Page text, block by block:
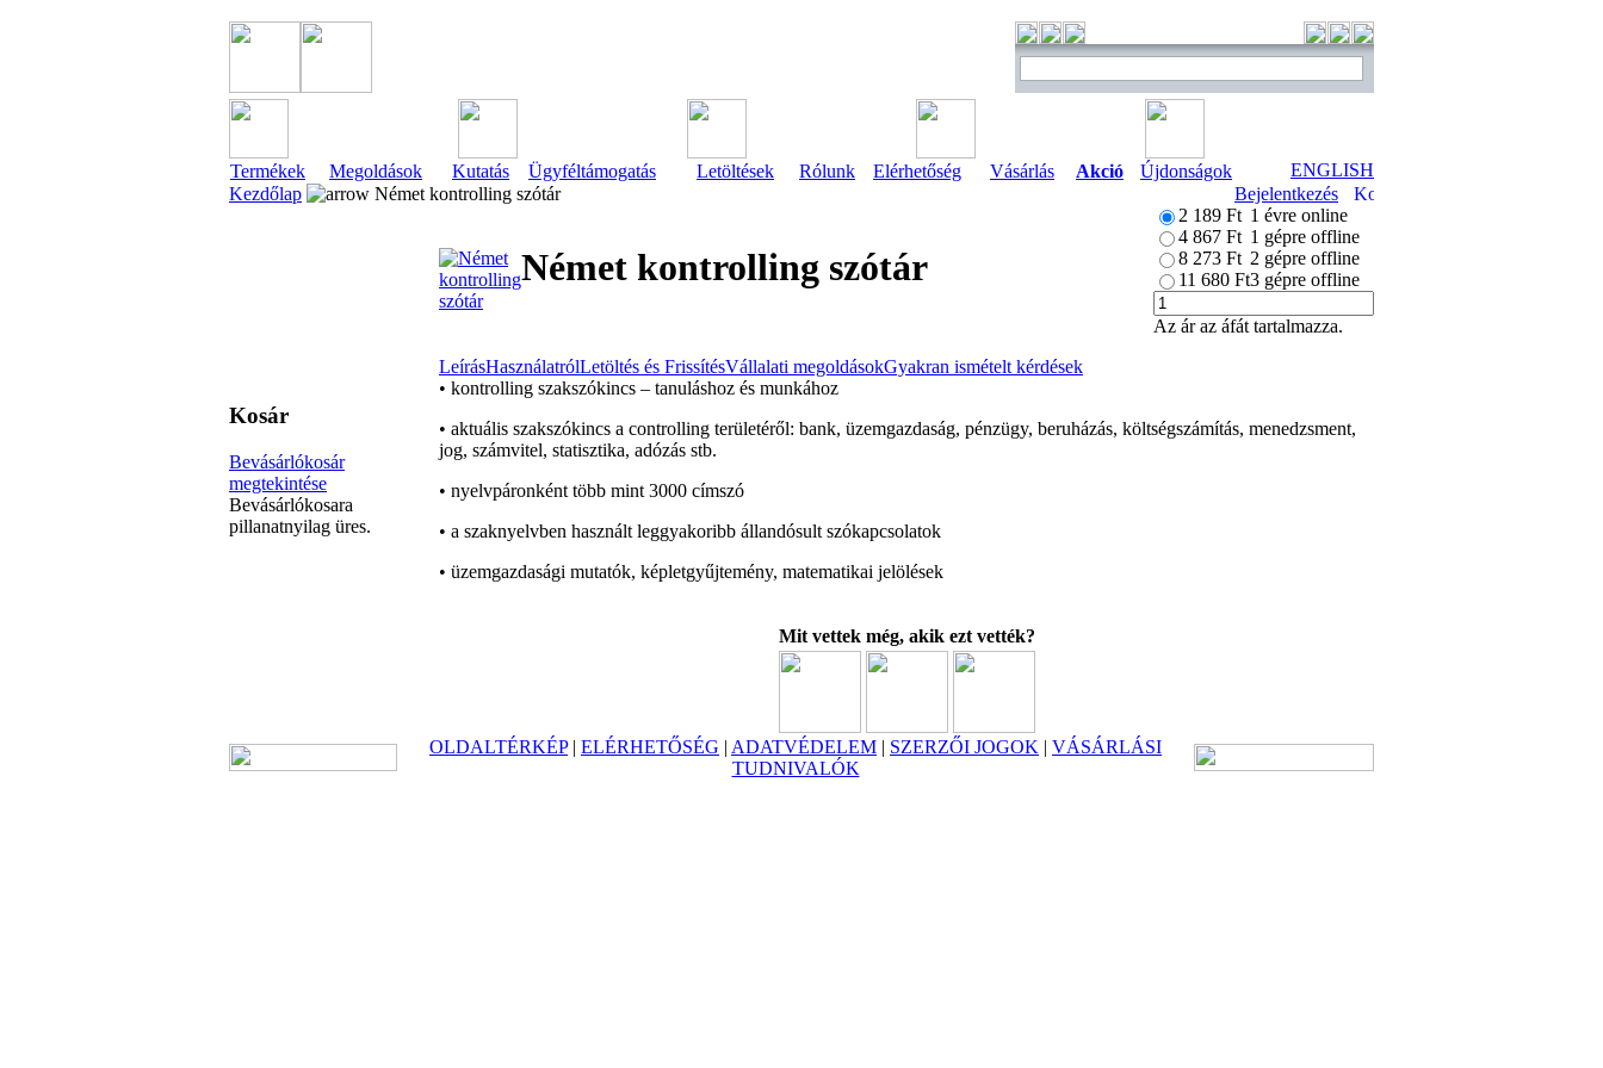
Termékek Megoldások Kutatás Ügyféltámogatás Letöltések Rólunk Elérhetőség Vásárlás Akció Újdonságok
ENGLISH
Kezdőlap
Német kontrolling szótár Bejelentkezés
Kosár
Bevásárlókosár
megtekintése
Bevásárlókosara
pillanatnyilag üres.
Német kontrolling szótár
2 189 Ft 1 évre online
4 867 Ft 1 gépre offline
8 273 Ft 2 gépre offline
11 680 Ft3 gépre offline
Az ár az áfát tartalmazza.
LeírásHasználatrólLetöltés és FrissítésVállalati megoldásokGyakran ismételt kérdések
• kontrolling szakszókincs – tanuláshoz és munkához
• aktuális szakszókincs a controlling területéről: bank, üzemgazdaság, pénzügy, beruházás, költségszámítás, menedzsment,
jog, számvitel, statisztika, adózás stb.
• nyelvpáronként több mint 3000 címszó
• a szaknyelvben használt leggyakoribb állandósult szókapcsolatok
• üzemgazdasági mutatók, képletgyűjtemény, matematikai jelölések
Mit vettek még, akik ezt vették?
OLDALTÉRKÉP| ELÉRHETŐSÉG | ADATVÉDELEM | SZERZŐI JOGOK | VÁSÁRLÁSI
TUDNIVALÓK